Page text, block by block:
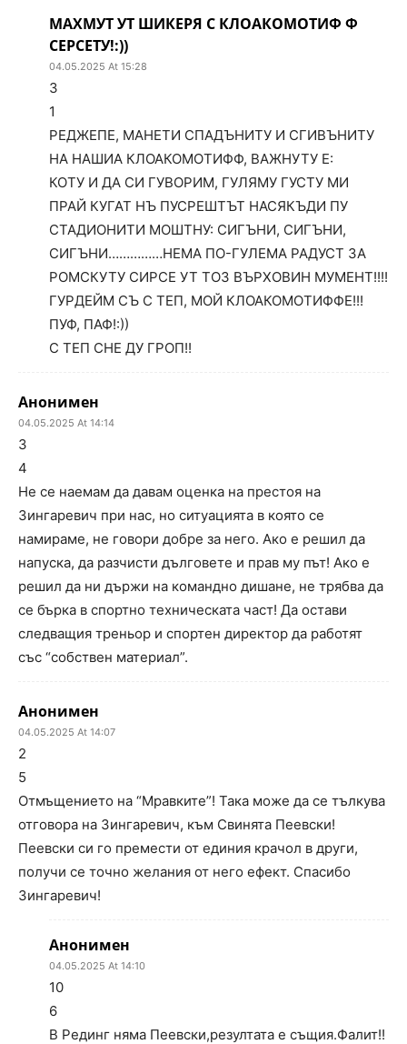
МАХМУТ УТ ШИКЕРЯ С КЛОАКОМОТИФ Ф
СЕРСЕТУ!:))
04.05.2025 At 15:28
3
1
РЕДЖЕПЕ, МАНЕТИ СПАДЪНИТУ И СГИВЪНИТУ
НА НАШИА КЛОАКОМОТИФФ, ВАЖНУТУ Е:
КОТУ И ДА СИ ГУВОРИМ, ГУЛЯМУ ГУСТУ МИ
ПРАЙ КУГАТ НЪ ПУСРЕШТЪТ НАСЯКЪДИ ПУ
СТАДИОНИТИ МОШТНУ: СИГЪНИ, СИГЪНИ,
СИГЪНИ……………НЕМА ПО-ГУЛЕМА РАДУСТ ЗА
РОМСКУТУ СИРСЕ УТ ТОЗ ВЪРХОВИН МУМЕНТ!!!!
ГУРДЕЙМ СЪ С ТЕП, МОЙ КЛОАКОМОТИФФЕ!!!
ПУФ, ПАФ!:))
С ТЕП СНЕ ДУ ГРОП!!
Анонимен
04.05.2025 At 14:14
3
4
Не се наемам да давам оценка на престоя на
Зингаревич при нас, но ситуацията в която се
намираме, не говори добре за него. Ако е решил да
напуска, да разчисти дълговете и прав му път! Ако е
решил да ни държи на командно дишане, не трябва да
се бърка в спортно техническата част! Да остави
следващия треньор и спортен директор да работят
със “собствен материал”.
Анонимен
04.05.2025 At 14:07
2
5
Отмъщението на “Мравките”! Така може да се тълкува
отговора на Зингаревич, към Свинята Пеевски!
Пеевски си го премести от единия крачол в други,
получи се точно желания от него ефект. Спасибо
Зингаревич!
Анонимен
04.05.2025 At 14:10
10
6
В Рединг няма Пеевски,резултата е същия.Фалит!!